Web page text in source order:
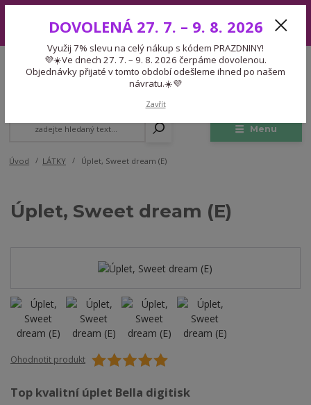
7. – 9. 8. 2026 čerpáme dovolenou. Objednávky přijaté v tomto období
odešleme ihned po našem návratu.☀️💜
Menu
CZK
Expedice 775 866 913
Po-Čt 9-15:30 Pá 9-14:30 Pauza 13-13:45
Úvod LÁTKY Úplet, Sweet dream (E)
Úplet, Sweet dream (E)
Ohodnotit produkt
Top kvalitní úplet Bella digitisk
DOVOLENÁ 27. 7. – 9. 8. 2026
Využij 7% slevu na celý nákup s kódem PRAZDNINY!
💜☀️Ve dnech 27. 7. – 9. 8. 2026 čerpáme dovolenou.
Objednávky přijaté v tomto období odešleme ihned po našem
návratu.☀️💜
Zavřít